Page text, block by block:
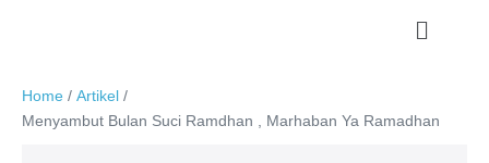
Home / Artikel /
Menyambut Bulan Suci Ramdhan , Marhaban Ya Ramadhan